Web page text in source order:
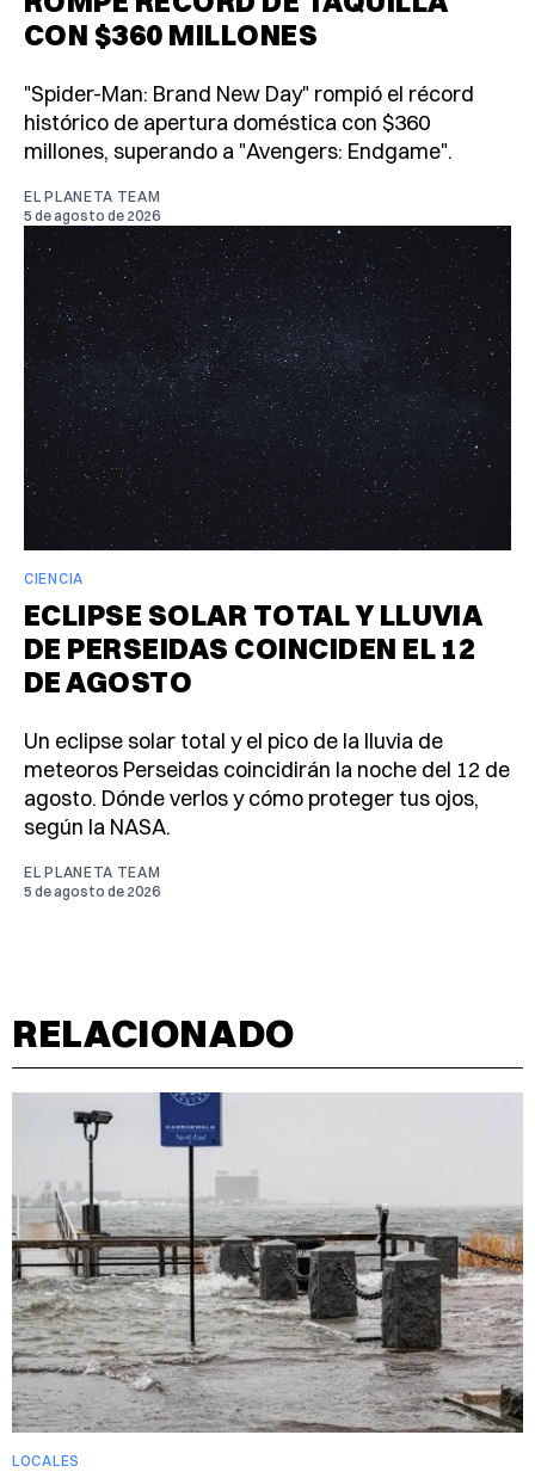
CON $360 MILLONES
"Spider-Man: Brand New Day" rompió el récord
histórico de apertura doméstica con $360
millones, superando a "Avengers: Endgame".
EL PLANETA TEAM
5 de agosto de 2026
CIENCIA
ECLIPSE SOLAR TOTAL Y LLUVIA
DE PERSEIDAS COINCIDEN EL 12
DE AGOSTO
Un eclipse solar total y el pico de la lluvia de
meteoros Perseidas coincidirán la noche del 12 de
agosto. Dónde verlos y cómo proteger tus ojos,
según la NASA.
EL PLANETA TEAM
5 de agosto de 2026
RELACIONADO
LOCALES